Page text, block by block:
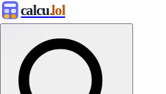
calcu.lol